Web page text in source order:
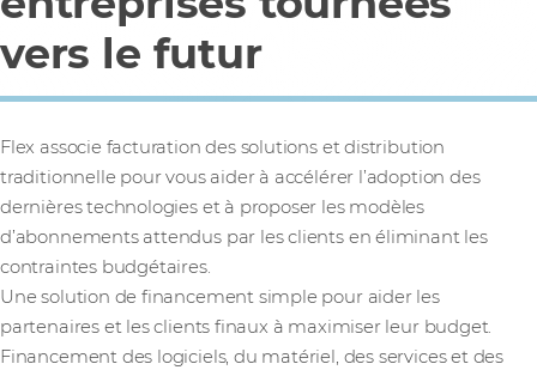
vers le futur
Flex associe facturation des solutions et distribution
traditionnelle pour vous aider à accélérer l’adoption des
dernières technologies et à proposer les modèles
d’abonnements attendus par les clients en éliminant les
contraintes budgétaires.
Une solution de financement simple pour aider les
partenaires et les clients finaux à maximiser leur budget.
Financement des logiciels, du matériel, des services et des